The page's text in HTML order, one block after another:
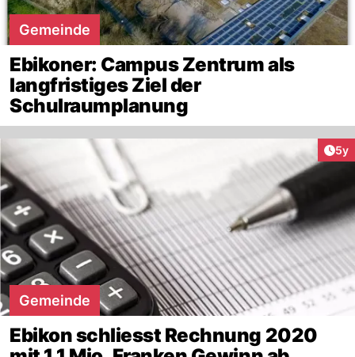
Gemeinde
Ebikoner: Campus Zentrum als
langfristiges Ziel der
Schulraumplanung
5y
Gemeinde
Ebikon schliesst Rechnung 2020